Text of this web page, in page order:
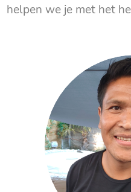
helpen we je met het